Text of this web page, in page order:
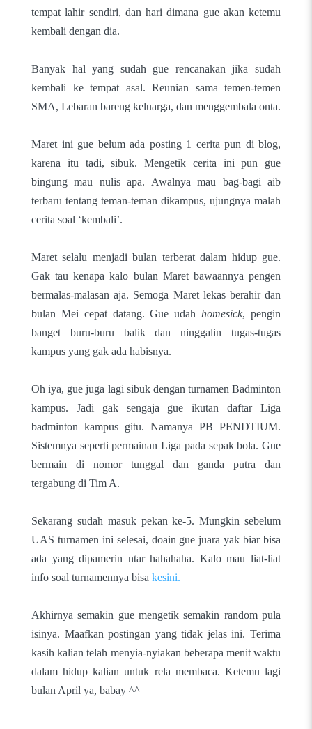
tempat lahir sendiri, dan hari dimana gue akan ketemu
kembali dengan dia.
Banyak hal yang sudah gue rencanakan jika sudah
kembali ke tempat asal. Reunian sama temen-temen
SMA, Lebaran bareng keluarga, dan menggembala onta.
Maret ini gue belum ada posting 1 cerita pun di blog,
karena itu tadi, sibuk. Mengetik cerita ini pun gue
bingung mau nulis apa. Awalnya mau bag-bagi aib
terbaru tentang teman-teman dikampus, ujungnya malah
cerita soal ‘kembali’.
Maret selalu menjadi bulan terberat dalam hidup gue.
Gak tau kenapa kalo bulan Maret bawaannya pengen
bermalas-malasan aja. Semoga Maret lekas berahir dan
bulan Mei cepat datang. Gue udahhomesick, pengin
banget buru-buru balik dan ninggalin tugas-tugas
kampus yang gak ada habisnya.
Oh iya, gue juga lagi sibuk dengan turnamen Badminton
kampus. Jadi gak sengaja gue ikutan daftar Liga
badminton kampus gitu. Namanya PB PENDTIUM.
Sistemnya seperti permainan Liga pada sepak bola. Gue
bermain di nomor tunggal dan ganda putra dan
tergabung di Tim A.
Sekarang sudah masuk pekan ke-5. Mungkin sebelum
UAS turnamen ini selesai, doain gue juara yak biar bisa
ada yang dipamerin ntar hahahaha. Kalo mau liat-liat
info soal turnamennya bisa kesini.
Akhirnya semakin gue mengetik semakin random pula
isinya. Maafkan postingan yang tidak jelas ini. Terima
kasih kalian telah menyia-nyiakan beberapa menit waktu
dalam hidup kalian untuk rela membaca. Ketemu lagi
bulan April ya, babay ^^